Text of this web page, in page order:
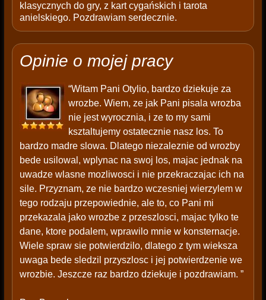
klasycznych do gry, z kart cygańskich i tarota
anielskiego. Pozdrawiam serdecznie.
Opinie o mojej pracy
“Witam Pani Otylio, bardzo dziekuje za
wrozbe. Wiem, ze jak Pani pisala wrozba
nie jest wyrocznia, i ze to my sami
ksztaltujemy ostatecznie nasz los. To
bardzo madre slowa. Dlatego niezaleznie od wrozby
bede usilowal, wplynac na swoj los, majac jednak na
uwadze wlasne mozliwosci i nie przekraczajac ich na
sile. Przyznam, ze nie bardzo wczesniej wierzylem w
tego rodzaju przepowiednie, ale to, co Pani mi
przekazala jako wrozbe z przeszlosci, majac tylko te
dane, ktore podalem, wprawilo mnie w konsternacje.
Wiele spraw sie potwierdzilo, dlatego z tym wieksza
uwaga bede sledzil przyszlosc i jej potwierdzenie we
wrozbie. Jeszcze raz bardzo dziekuje i pozdrawiam. ”